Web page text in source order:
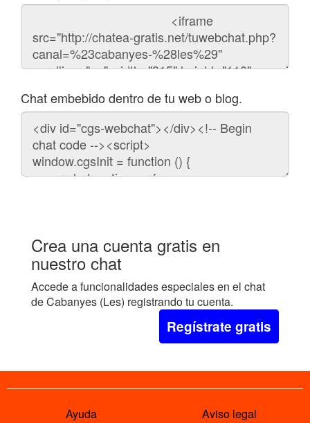
Código
chat
Chat embebido dentro de tu web o blog.
Código
para
embeber
chat
Crea una cuenta gratis en
nuestro chat
Accede a funcionalidades especiales en el chat
de Cabanyes (Les) registrando tu cuenta.
Regístrate gratis
Ayuda Aviso legal